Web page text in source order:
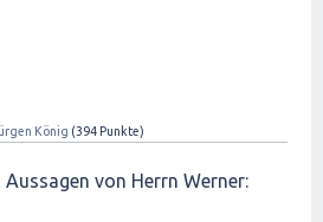
König (394 Punkte)
von Herrn Werner: